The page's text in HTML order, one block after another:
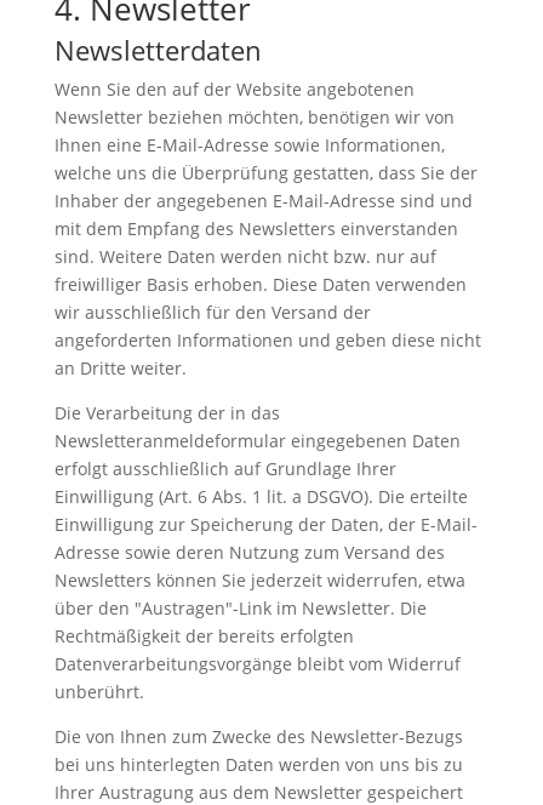
Newsletterdaten
Wenn Sie den auf der Website angebotenen
Newsletter beziehen möchten, benötigen wir von
Ihnen eine E-Mail-Adresse sowie Informationen,
welche uns die Überprüfung gestatten, dass Sie der
Inhaber der angegebenen E-Mail-Adresse sind und
mit dem Empfang des Newsletters einverstanden
sind. Weitere Daten werden nicht bzw. nur auf
freiwilliger Basis erhoben. Diese Daten verwenden
wir ausschließlich für den Versand der
angeforderten Informationen und geben diese nicht
an Dritte weiter.
Die Verarbeitung der in das
Newsletteranmeldeformular eingegebenen Daten
erfolgt ausschließlich auf Grundlage Ihrer
Einwilligung (Art. 6 Abs. 1 lit. a DSGVO). Die erteilte
Einwilligung zur Speicherung der Daten, der E-Mail-
Adresse sowie deren Nutzung zum Versand des
Newsletters können Sie jederzeit widerrufen, etwa
über den "Austragen"-Link im Newsletter. Die
Rechtmäßigkeit der bereits erfolgten
Datenverarbeitungsvorgänge bleibt vom Widerruf
unberührt.
Die von Ihnen zum Zwecke des Newsletter-Bezugs
bei uns hinterlegten Daten werden von uns bis zu
Ihrer Austragung aus dem Newsletter gespeichert